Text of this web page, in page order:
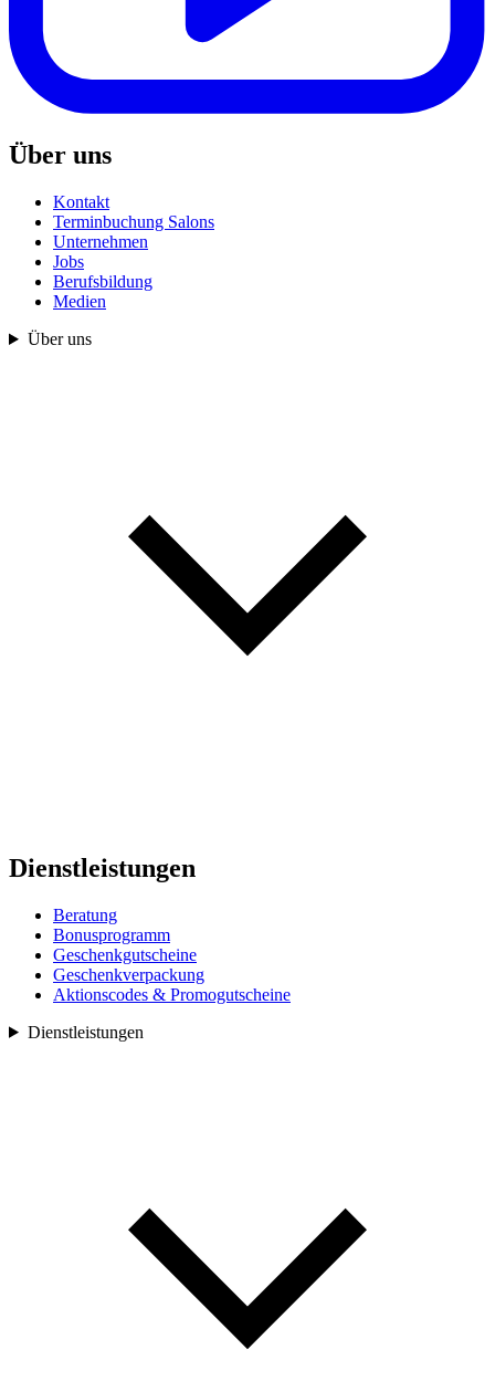
Über uns
Kontakt
Terminbuchung Salons
Unternehmen
Jobs
Berufsbildung
Medien
Über uns
Dienstleistungen
Beratung
Bonusprogramm
Geschenkgutscheine
Geschenkverpackung
Aktionscodes & Promogutscheine
Dienstleistungen